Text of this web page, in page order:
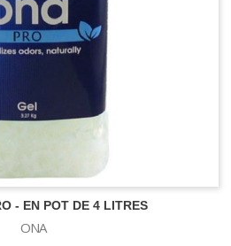
- EN POT DE 4 LITRES
ONA